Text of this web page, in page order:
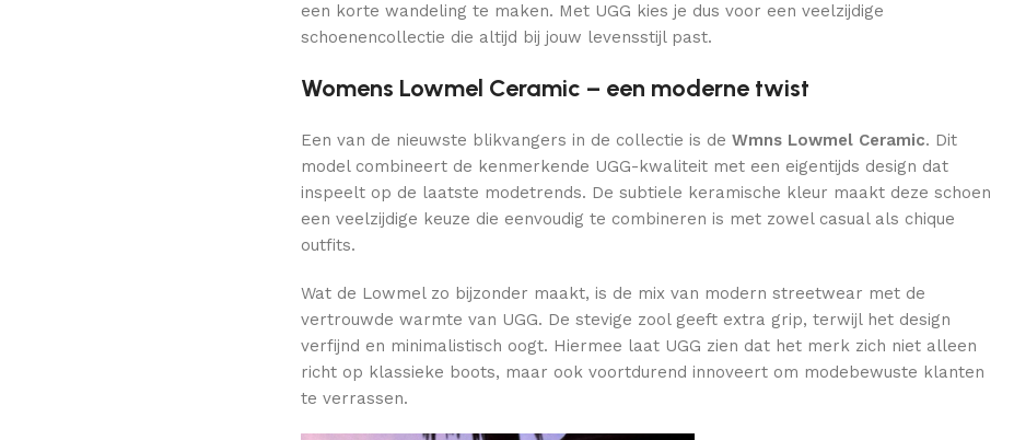
een korte wandeling te maken. Met UGG kies je dus voor een veelzijdige
schoenencollectie die altijd bij jouw levensstijl past.
Womens Lowmel Ceramic – een moderne twist
Een van de nieuwste blikvangers in de collectie is de Wmns Lowmel Ceramic. Dit
model combineert de kenmerkende UGG-kwaliteit met een eigentijds design dat
inspeelt op de laatste modetrends. De subtiele keramische kleur maakt deze schoen
een veelzijdige keuze die eenvoudig te combineren is met zowel casual als chique
outfits.
Wat de Lowmel zo bijzonder maakt, is de mix van modern streetwear met de
vertrouwde warmte van UGG. De stevige zool geeft extra grip, terwijl het design
verfijnd en minimalistisch oogt. Hiermee laat UGG zien dat het merk zich niet alleen
richt op klassieke boots, maar ook voortdurend innoveert om modebewuste klanten
te verrassen.